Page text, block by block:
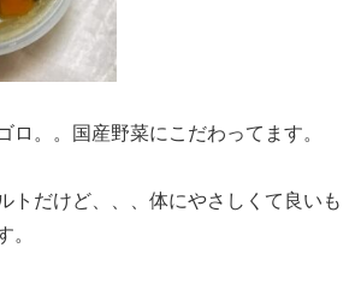
ロ。。国産野菜にこだわってます。
トだけど、、、体にやさしくて良いも
。